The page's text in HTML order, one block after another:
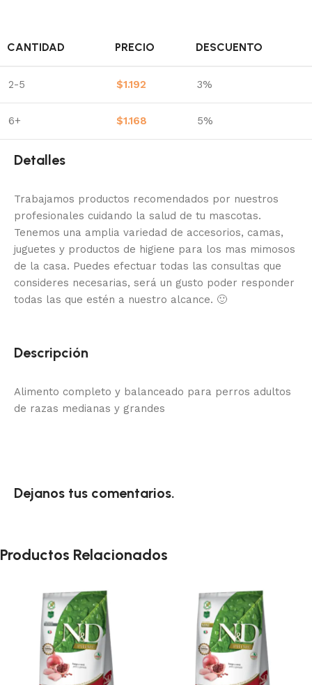
CANTIDAD PRECIO DESCUENTO
2-5 $1.192 3%
6+ $1.168 5%
Detalles
Trabajamos productos recomendados por nuestros
profesionales cuidando la salud de tu mascotas.
Tenemos una amplia variedad de accesorios, camas,
juguetes y productos de higiene para los mas mimosos
de la casa. Puedes efectuar todas las consultas que
consideres necesarias, será un gusto poder responder
todas las que estén a nuestro alcance. 🙂
Descripción
Alimento completo y balanceado para perros adultos
de razas medianas y grandes
Dejanos tus comentarios.
Productos Relacionados